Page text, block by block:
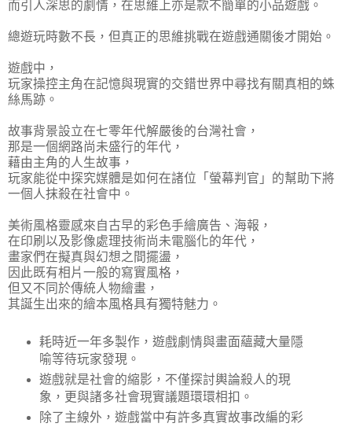
而引人深思的劇情，在思維上亦是款不簡單的小品遊戲。
總遊玩時數不長，但真正的思維挑戰在遊戲通關後才開始。
遊戲中，
玩家操控主角在記憶與現實的交錯世界中尋找有關真相的蛛
絲馬跡。
故事背景設立在七零年代解嚴後的台灣社會，
那是一個網路尚未盛行的年代，
藉由主角的人生故事，
玩家能從中探究媒體是如何在諸位「螢幕判官」的幫助下將
一個人抹殺在社會中。
美術風格靈感來自古早的彩色手繪廣告、海報，
在印刷以及影像處理技術尚未電腦化的年代，
畫家們在擬真與幻想之間擺盪，
因此既有相片一般的寫實風格，
但又不同於傳統人物繪畫，
其誕生出來的繪本風格具有獨特魅力。
耗時近一年多製作，遊戲劇情與畫面蘊藏大量隱
喻等待玩家發現。
遊戲就是社會的縮影，不僅探討輿論殺人的現
象，更與諸多社會現實議題環環相扣。
除了主線外，遊戲當中有許多真實故事改編的彩